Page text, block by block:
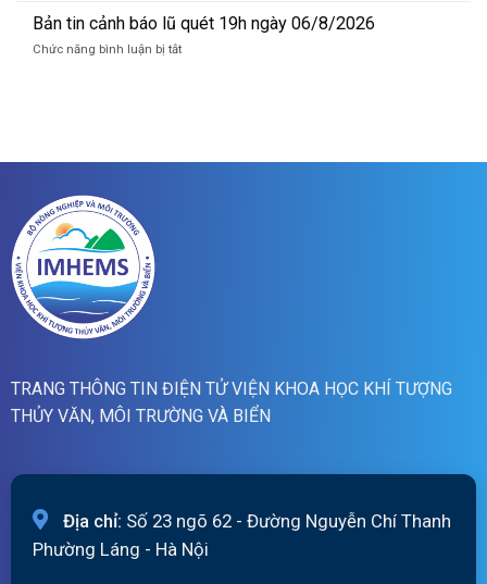
quét
07h
tin
báo
Bản tin cảnh báo lũ quét 19h ngày 06/8/2026
Chức năng bình luận bị tắtở
quét
TRANG THÔNG TIN ĐIỆN TỬ VIỆN KHOA HỌC KHÍ TƯỢNG
THỦY VĂN, MÔI TRƯỜNG VÀ BIỂN
Địa chỉ: Số 23 ngõ 62 - Đường Nguyễn Chí Thanh
Phường Láng - Hà Nội